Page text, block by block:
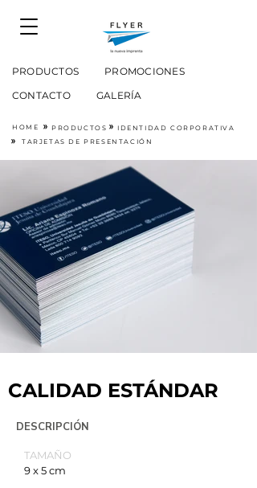
PRODUCTOS
PROMOCIONES
CONTACTO
GALERÍA
HOME » PRODUCTOS » IDENTIDAD CORPORATIVA
» TARJETAS DE PRESENTACIÓN
CALIDAD ESTÁNDAR
DESCRIPCIÓN
TAMAÑO
9 x 5 cm